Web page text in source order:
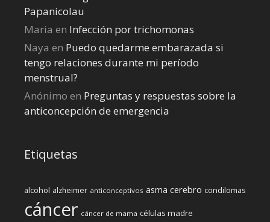
Papanicolau
Maria en Infección por trichomonas
Naya en Puedo quedarme embarazada si
tengo relaciones durante mi perí­odo
menstrual?
Anónimo en Preguntas y respuestas sobre la
anticoncepción de emergencia
Etiquetas
alcohol alzheimer anticonceptivos asma cerebro condilomas
cáncer cáncer de mama células madre